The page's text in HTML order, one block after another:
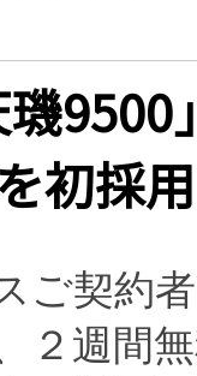
9500
初採
ご契約
２週間